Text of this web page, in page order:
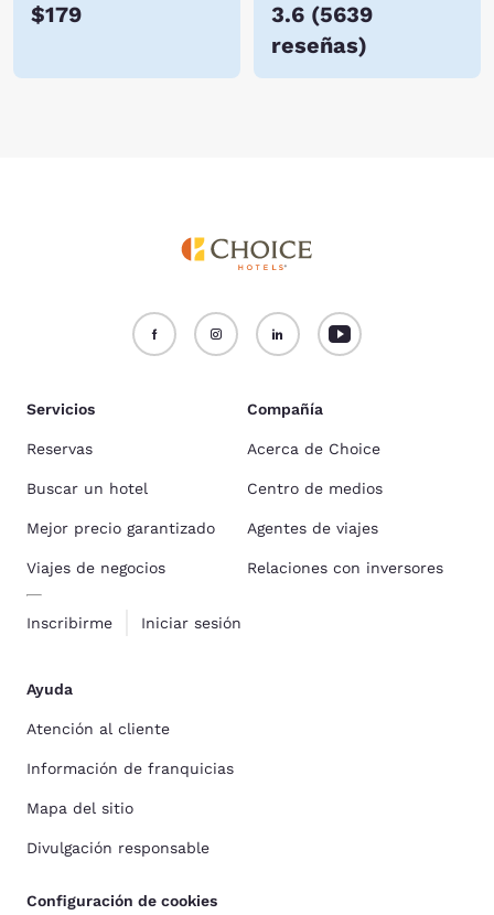
$179 3.6 (5639
reseñas)
Servicios
Reservas
Buscar un hotel
Mejor precio garantizado
Viajes de negocios
Inscribirme Iniciar sesión
Compañía
Acerca de Choice
Centro de medios
Agentes de viajes
Relaciones con inversores
Ayuda
Atención al cliente
Información de franquicias
Mapa del sitio
Divulgación responsable
Configuración de cookies